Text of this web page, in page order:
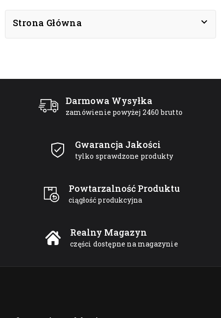
Strona Główna 
Darmowa Wysyłka
zamówienie powyżej 2460 brutto
Gwarancja Jakości
tylko sprawdzone produkty
Powtarzalność Produktu
ciągłość produkcyjna
Realny Magazyn
części dostępne na magazynie